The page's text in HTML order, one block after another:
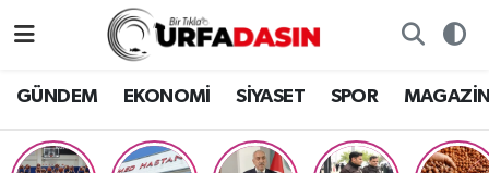
GÜNDEM EKONOMİ SİYASET SPOR
EKONOMİ
Gizlilik ve Güvenlik Politikası
Nöbetçi Eczaneler
Hava Durumu